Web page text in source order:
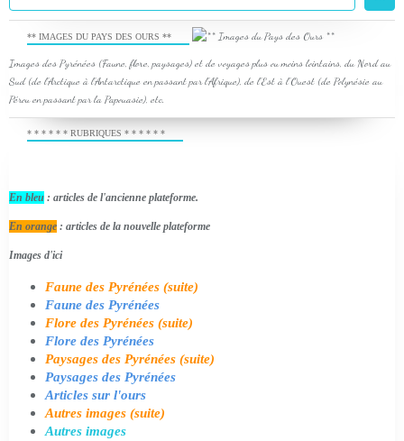
** IMAGES DU PAYS DES OURS **
Images des Pyrénées (Faune, flore, paysages) et de voyages plus ou moins lointains, du Nord au
Sud (de l'Arctique à l'Antarctique en passant par l'Afrique), de l'Est à l'Ouest (de Polynésie au
Pérou en passant par la Papouasie), etc.
* * * * * * RUBRIQUES * * * * * *
En bleu : articles de l'ancienne plateforme.
En orange : articles de la nouvelle plateforme
Images d'ici
Faune des Pyrénées (suite)
Faune des Pyrénées
Flore des Pyrénées (suite)
Flore des Pyrénées
Paysages des Pyrénées (suite)
Paysages des Pyrénées
Articles sur l'ours
Autres images (suite)
Autres images